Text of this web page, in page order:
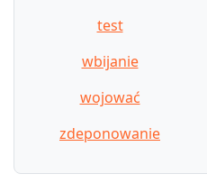
test
wbijanie
wojować
zdeponowanie